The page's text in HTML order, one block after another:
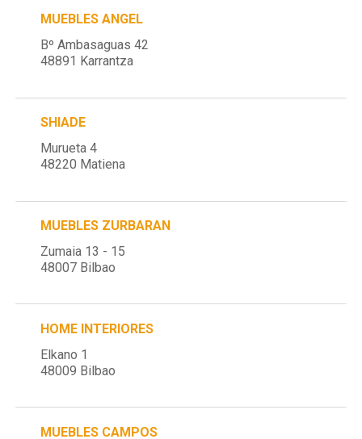
MUEBLES ANGEL
Bº Ambasaguas 42
48891 Karrantza
SHIADE
Murueta 4
48220 Matiena
MUEBLES ZURBARAN
Zumaia 13 - 15
48007 Bilbao
HOME INTERIORES
Elkano 1
48009 Bilbao
MUEBLES CAMPOS